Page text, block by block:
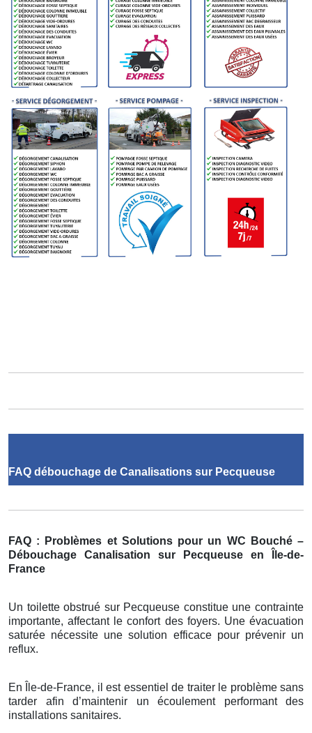
FAQ débouchage de Canalisations sur Pecqueuse
FAQ : Problèmes et Solutions pour un WC Bouché –
Débouchage Canalisation sur Pecqueuse en Île-de-
France
Un toilette obstrué sur Pecqueuse constitue une contrainte
importante, affectant le confort des foyers. Une évacuation
saturée nécessite une solution efficace pour prévenir un
reflux.
En Île-de-France, il est essentiel de traiter le problème sans
tarder afin d’maintenir un écoulement performant des
installations sanitaires.